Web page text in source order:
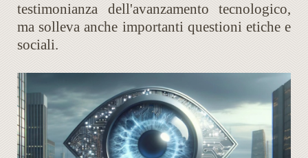
testimonianza dell'avanzamento tecnologico,
ma solleva anche importanti questioni etiche e
sociali.